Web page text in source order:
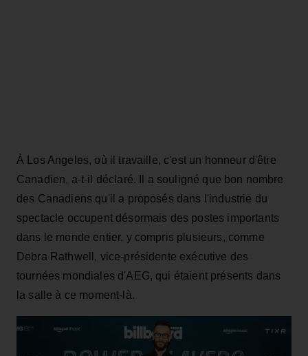
À Los Angeles, où il travaille, c'est un honneur d'être
Canadien, a-t-il déclaré. Il a souligné que bon nombre
des Canadiens qu'il a proposés dans l'industrie du
spectacle occupent désormais des postes importants
dans le monde entier, y compris plusieurs, comme
Debra Rathwell, vice-présidente exécutive des
tournées mondiales d'AEG, qui étaient présents dans
la salle à ce moment-là.